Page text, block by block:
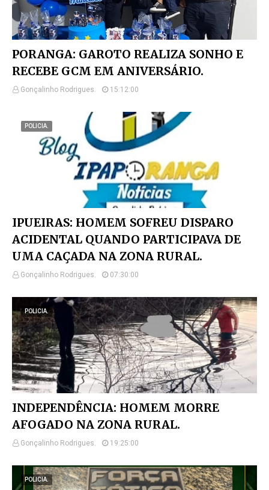
PORANGA: GAROTO REALIZA SONHO E
RECEBE GCM EM ANIVERSÁRIO.
Gonçalinho Rodrigues. 15:12:00
POLICIA.
IPUEIRAS: HOMEM SOFREU DISPARO
ACIDENTAL QUANDO PARTICIPAVA DE
UMA CAÇADA NA ZONA RURAL.
Gonçalinho Rodrigues. 07:30:00
POLICIA.
INDEPENDÊNCIA: HOMEM MORRE
AFOGADO NA ZONA RURAL.
Gonçalinho Rodrigues. 19:25:00
POLICIA.